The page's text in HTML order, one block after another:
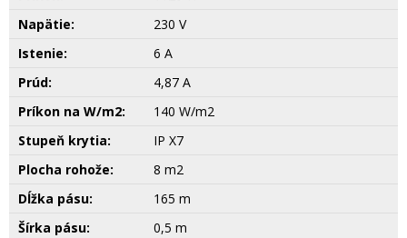
Napätie:
230 V
Istenie:
6 A
Prúd:
4,87 A
Príkon na W/m2:
140 W/m2
Stupeň krytia:
IP X7
Plocha rohože:
8 m2
Dĺžka pásu:
165 m
Šírka pásu:
0,5 m